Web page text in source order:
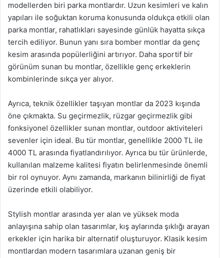
modellerden biri parka montlardır. Uzun kesimleri ve kalın
yapıları ile soğuktan koruma konusunda oldukça etkili olan
parka montlar, rahatlıkları sayesinde günlük hayatta sıkça
tercih ediliyor. Bunun yanı sıra bomber montlar da genç
kesim arasında popülerliğini artırıyor. Daha sportif bir
görünüm sunan bu montlar, özellikle genç erkeklerin
kombinlerinde sıkça yer alıyor.
Ayrıca, teknik özellikler taşıyan montlar da 2023 kışında
öne çıkmakta. Su geçirmezlik, rüzgar geçirmezlik gibi
fonksiyonel özellikler sunan montlar, outdoor aktiviteleri
sevenler için ideal. Bu tür montlar, genellikle 2000 TL ile
4000 TL arasında fiyatlandırılıyor. Ayrıca bu tür ürünlerde,
kullanılan malzeme kalitesi fiyatın belirlenmesinde önemli
bir rol oynuyor. Aynı zamanda, markanın bilinirliği de fiyat
üzerinde etkili olabiliyor.
Stylish montlar arasında yer alan ve yüksek moda
anlayışına sahip olan tasarımlar, kış aylarında şıklığı arayan
erkekler için harika bir alternatif oluşturuyor. Klasik kesim
montlardan modern tasarımlara uzanan geniş bir